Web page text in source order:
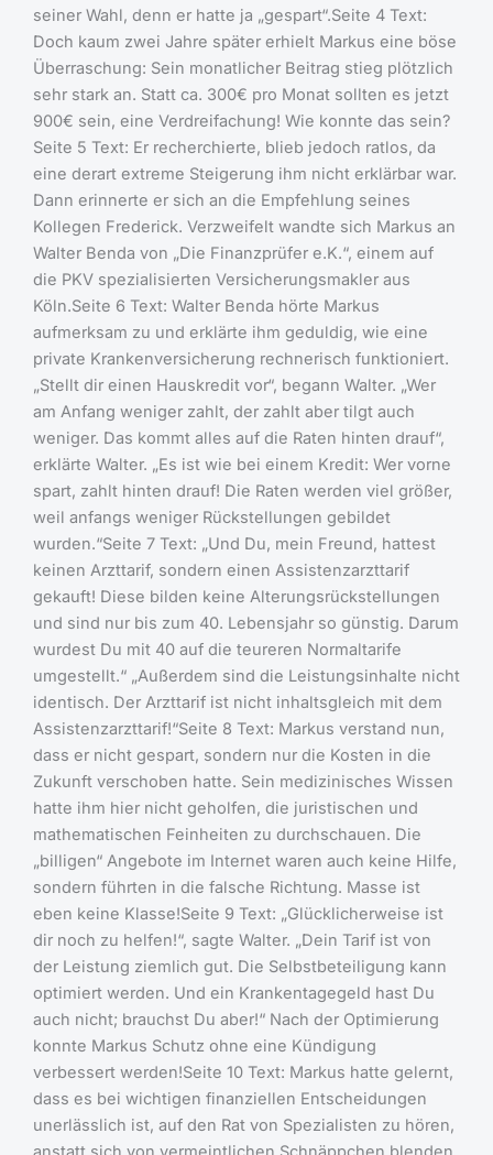
seiner Wahl, denn er hatte ja „gespart“.Seite 4 Text:
Doch kaum zwei Jahre später erhielt Markus eine böse
Überraschung: Sein monatlicher Beitrag stieg plötzlich
sehr stark an. Statt ca. 300€ pro Monat sollten es jetzt
900€ sein, eine Verdreifachung! Wie konnte das sein?
Seite 5 Text: Er recherchierte, blieb jedoch ratlos, da
eine derart extreme Steigerung ihm nicht erklärbar war.
Dann erinnerte er sich an die Empfehlung seines
Kollegen Frederick. Verzweifelt wandte sich Markus an
Walter Benda von „Die Finanzprüfer e.K.“, einem auf
die PKV spezialisierten Versicherungsmakler aus
Köln.Seite 6 Text: Walter Benda hörte Markus
aufmerksam zu und erklärte ihm geduldig, wie eine
private Krankenversicherung rechnerisch funktioniert.
„Stellt dir einen Hauskredit vor“, begann Walter. „Wer
am Anfang weniger zahlt, der zahlt aber tilgt auch
weniger. Das kommt alles auf die Raten hinten drauf“,
erklärte Walter. „Es ist wie bei einem Kredit: Wer vorne
spart, zahlt hinten drauf! Die Raten werden viel größer,
weil anfangs weniger Rückstellungen gebildet
wurden.“Seite 7 Text: „Und Du, mein Freund, hattest
keinen Arzttarif, sondern einen Assistenzarzttarif
gekauft! Diese bilden keine Alterungsrückstellungen
und sind nur bis zum 40. Lebensjahr so günstig. Darum
wurdest Du mit 40 auf die teureren Normaltarife
umgestellt.“ „Außerdem sind die Leistungsinhalte nicht
identisch. Der Arzttarif ist nicht inhaltsgleich mit dem
Assistenzarzttarif!“Seite 8 Text: Markus verstand nun,
dass er nicht gespart, sondern nur die Kosten in die
Zukunft verschoben hatte. Sein medizinisches Wissen
hatte ihm hier nicht geholfen, die juristischen und
mathematischen Feinheiten zu durchschauen. Die
„billigen“ Angebote im Internet waren auch keine Hilfe,
sondern führten in die falsche Richtung. Masse ist
eben keine Klasse!Seite 9 Text: „Glücklicherweise ist
dir noch zu helfen!“, sagte Walter. „Dein Tarif ist von
der Leistung ziemlich gut. Die Selbstbeteiligung kann
optimiert werden. Und ein Krankentagegeld hast Du
auch nicht; brauchst Du aber!“ Nach der Optimierung
konnte Markus Schutz ohne eine Kündigung
verbessert werden!Seite 10 Text: Markus hatte gelernt,
dass es bei wichtigen finanziellen Entscheidungen
unerlässlich ist, auf den Rat von Spezialisten zu hören,